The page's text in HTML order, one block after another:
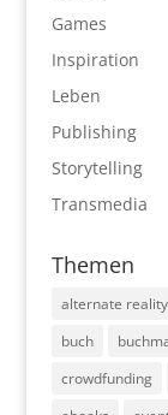
Games
Inspiration
Leben
Publishing
Storytelling
Transmedia
Themen
alternate
buch
crowdfunding